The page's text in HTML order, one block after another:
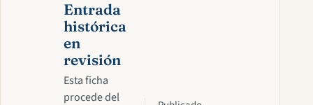
Entrada
histórica
en
revisión
Esta ficha
procede del